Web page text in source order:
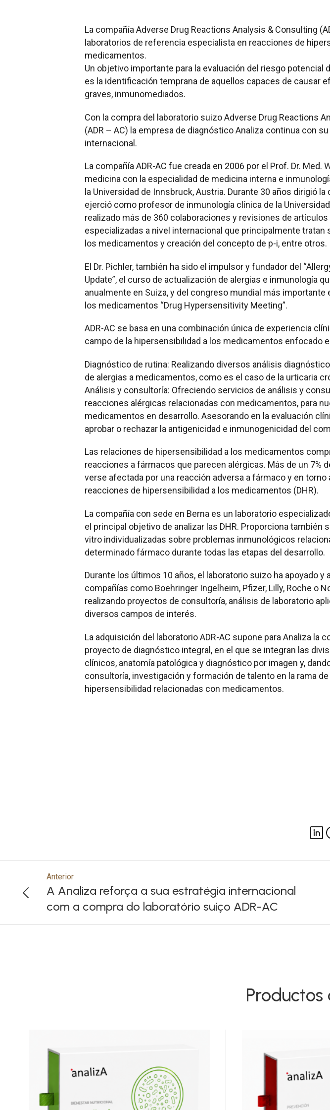
La compañía Adverse Drug Reactions Analysis & Consulting
laboratorios de referencia especialista en reacciones de
medicamentos.
Un objetivo importante para la evaluación del riesgo potencial
es la identificación temprana de aquellos capaces de causar
graves, inmunomediados.
Con la compra del laboratorio suizo Adverse Drug Reactions
(ADR – AC) la empresa de diagnóstico Analiza continua con
internacional.
La compañía ADR-AC fue creada en 2006 por el Prof. Dr. Med.
medicina con la especialidad de medicina interna e
la Universidad de Innsbruck, Austria. Durante 30 años dirigió
ejerció como profesor de inmunología clínica de la
realizado más de 360 colaboraciones y revisiones de
especializadas a nivel internacional que principalmente tratan
los medicamentos y creación del concepto de p-i, entre otros.
El Dr. Pichler, también ha sido el impulsor y fundador del
Update”, el curso de actualización de alergias e inmunología
anualmente en Suiza, y del congreso mundial más importante
los medicamentos “Drug Hypersensitivity Meeting”.
ADR-AC se basa en una combinación única de experiencia
campo de la hipersensibilidad a los medicamentos enfocado
Diagnóstico de rutina: Realizando diversos análisis
de alergias a medicamentos, como es el caso de la urticaria
Análisis y consultoría: Ofreciendo servicios de análisis y
reacciones alérgicas relacionadas con medicamentos, para
medicamentos en desarrollo. Asesorando en la evaluación
aprobar o rechazar la antigenicidad e inmunogenicidad del
Las relaciones de hipersensibilidad a los medicamentos
reacciones a fármacos que parecen alérgicas. Más de un 7%
verse afectada por una reacción adversa a fármaco y en torno
reacciones de hipersensibilidad a los medicamentos (DHR).
La compañía con sede en Berna es un laboratorio
el principal objetivo de analizar las DHR. Proporciona también
vitro individualizadas sobre problemas inmunológicos
determinado fármaco durante todas las etapas del desarrollo.
Durante los últimos 10 años, el laboratorio suizo ha apoyado y
compañías como Boehringer Ingelheim, Pfizer, Lilly, Roche o
realizando proyectos de consultoría, análisis de laboratorio
diversos campos de interés.
La adquisición del laboratorio ADR-AC supone para Analiza la
proyecto de diagnóstico integral, en el que se integran las
clínicos, anatomía patológica y diagnóstico por imagen y,
consultoría, investigación y formación de talento en la rama de
hipersensibilidad relacionadas con medicamentos.
Anterior
A Analiza reforça a sua estratégia internacional
com a compra do laboratório suíço ADR-AC